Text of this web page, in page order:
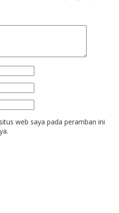
web saya pada peramban ini